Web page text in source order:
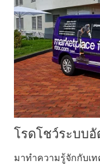
โรดโชว์ระบบ
มาทำความรู้จักกับเ